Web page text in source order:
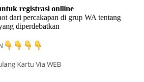
registrasi onlline
dari percakapan di grup WA tentang
diperdebatkan